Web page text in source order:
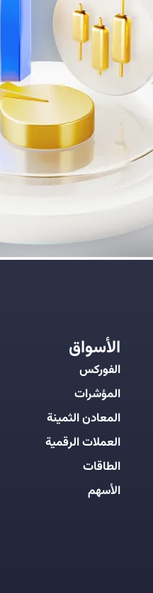
الأسواق
الفوركس
المؤشرات
المعادن الثمينة
العملات الرقمية
الطاقات
الأسهم